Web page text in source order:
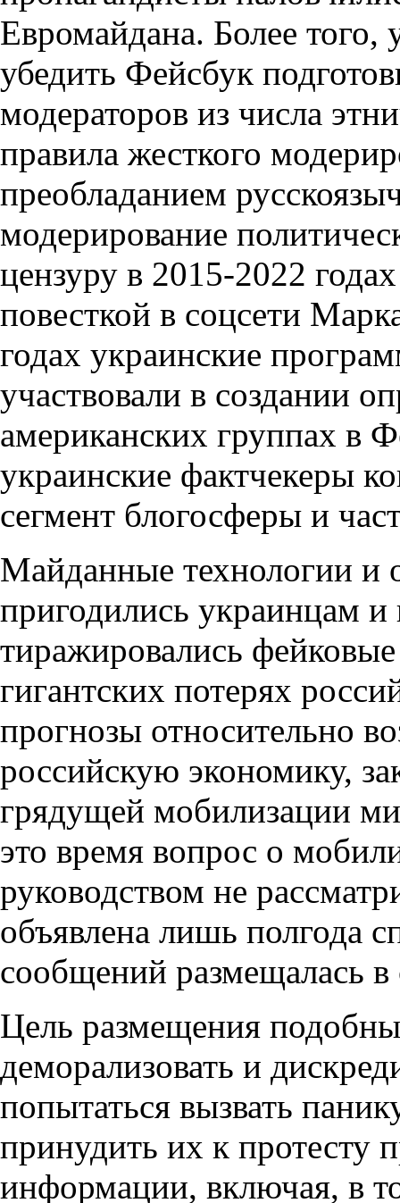
Евромайдана. Более того,
убедить Фейсбук
модераторов из числа
правила жесткого
преобладанием
модерирование
цензуру в 2015-2022
повесткой в соцсети
годах украинские
участвовали в создании
американских группах в
украинские фактчекеры
сегмент блогосферы и
Майданные технологии и
пригодились украинцам и
тиражировались
гигантских потерях
прогнозы относительно
российскую экономику,
грядущей мобилизации
это время вопрос о
руководством не
объявлена лишь полгода
сообщений размещалась в
Цель размещения
деморализовать и
попытаться вызвать
принудить их к протесту
информации, включая, в